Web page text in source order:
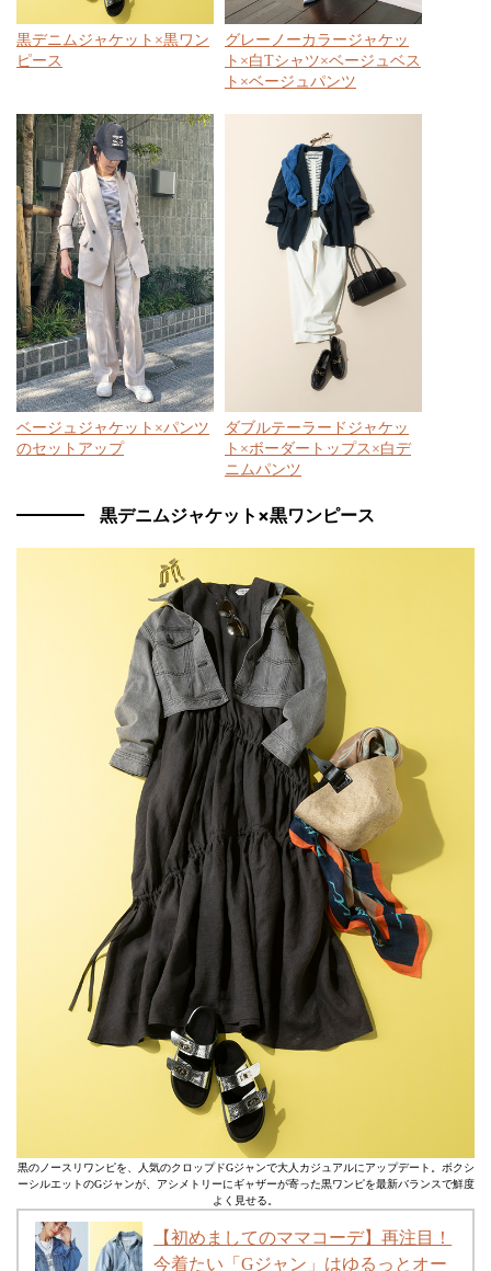
黒デニムジャケット×黒ワン
ピース
グレーノーカラージャケッ
ト×白Tシャツ×ベージュベス
ト×ベージュパンツ
ベージュジャケット×パンツ
のセットアップ
ダブルテーラードジャケッ
ト×ボーダートップス×白デ
ニムパンツ
黒デニムジャケット×黒ワンピース
黒のノースリワンピを、人気のクロップドGジャンで大人カジュアルにアップデート。ボクシ
ーシルエットのGジャンが、アシメトリーにギャザーが寄った黒ワンピを最新バランスで鮮度
よく見せる。
【初めましてのママコーデ】再注目！
今着たい「Gジャン」はゆるっとオー